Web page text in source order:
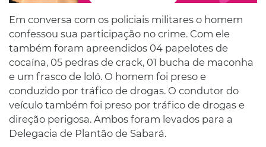
Em conversa com os policiais militares o homem
confessou sua participação no crime. Com ele
também foram apreendidos 04 papelotes de
cocaína, 05 pedras de crack, 01 bucha de maconha
e um frasco de loló. O homem foi preso e
conduzido por tráfico de drogas. O condutor do
veículo também foi preso por tráfico de drogas e
direção perigosa. Ambos foram levados para a
Delegacia de Plantão de Sabará.